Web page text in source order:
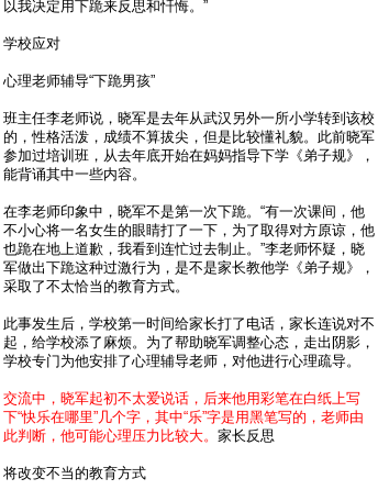
以我决定用下跪来反思和忏悔。”
学校应对
心理老师辅导“下跪男孩”
班主任李老师说，晓军是去年从武汉另外一所小学转到该校
的，性格活泼，成绩不算拔尖，但是比较懂礼貌。此前晓军
参加过培训班，从去年底开始在妈妈指导下学《弟子规》，
能背诵其中一些内容。
在李老师印象中，晓军不是第一次下跪。“有一次课间，他
不小心将一名女生的眼睛打了一下，为了取得对方原谅，他
也跪在地上道歉，我看到连忙过去制止。”李老师怀疑，晓
军做出下跪这种过激行为，是不是家长教他学《弟子规》，
采取了不太恰当的教育方式。
此事发生后，学校第一时间给家长打了电话，家长连说对不
起，给学校添了麻烦。为了帮助晓军调整心态，走出阴影，
学校专门为他安排了心理辅导老师，对他进行心理疏导。
交流中，晓军起初不太爱说话，后来他用彩笔在白纸上写
下“快乐在哪里”几个字，其中“乐”字是用黑笔写的，老师由
此判断，他可能心理压力比较大。 家长反思
将改变不当的教育方式